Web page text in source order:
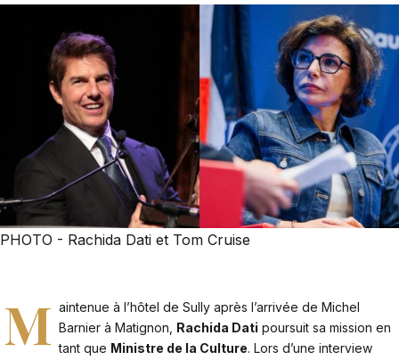
PHOTO - Rachida Dati et Tom Cruise
M aintenue à l’hôtel de Sully après l’arrivée de Michel
Barnier à Matignon, Rachida Dati poursuit sa mission en
tant que Ministre de la Culture. Lors d’une interview